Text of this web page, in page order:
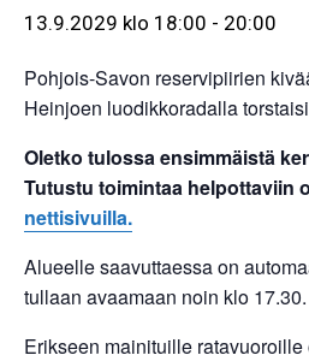
13.9.2029 klo 18:00 - 20:00
Pohjois-Savon reservipiirien
Heinjoen luodikkoradalla
Oletko tulossa ensimmäistä
Tutustu toimintaa helpottaviin
nettisivuilla.
Alueelle saavuttaessa on
tullaan avaamaan noin klo 17.30.
Erikseen mainituille